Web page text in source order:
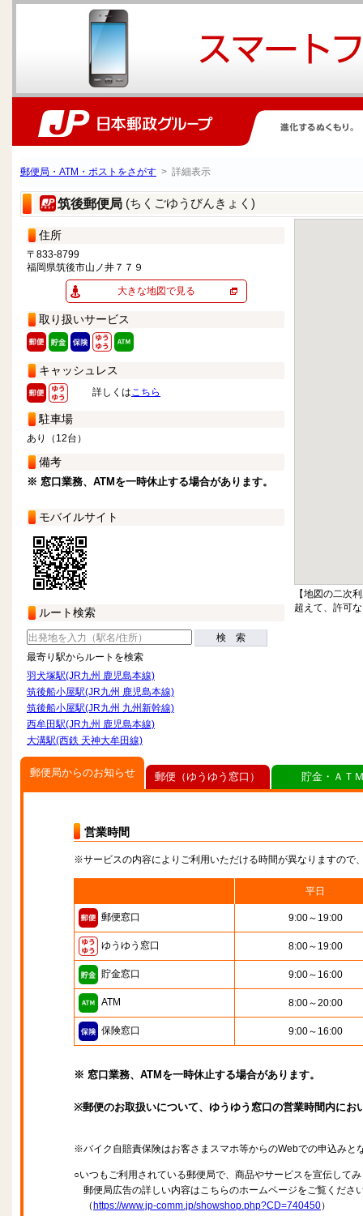
郵便局・ATM・ポストをさがす > 詳細表示
筑後郵便局 (ちくごゆうびんきょく)
住所
〒833-8799
福岡県筑後市山ノ井７７９
大きな地図で見る
取り扱いサービス
キャッシュレス
詳しくはこちら
駐車場
あり（12台）
備考
※ 窓口業務、ATMを一時休止する場合があります。
モバイルサイト
ルート検索
検 索
最寄り駅からルートを検索
羽犬塚駅(JR九州 鹿児島本線)
筑後船小屋駅(JR九州 鹿児島本線)
筑後船小屋駅(JR九州 九州新幹線)
西牟田駅(JR九州 鹿児島本線)
大溝駅(西鉄 天神大牟田線)
【地図の二次
超えて、許可
郵便局からのお知らせ
営業時間
※サービスの内容によりご利用いただける時間が異なりますので
平日
郵便窓口 9:00～19:00
ゆうゆう窓口 8:00～19:00
貯金窓口 9:00～16:00
ATM 8:00～20:00
保険窓口 9:00～16:00
※ 窓口業務、ATMを一時休止する場合があります。
※郵便のお取扱いについて、ゆうゆう窓口の営業時間内に
※バイク自賠責保険はお客さまスマホ等からのWebでの申込みと
○いつもご利用されている郵便局で、商品やサービスを宣伝して
郵便局広告の詳しい内容はこちらのホームページをご覧くださ
（ https://www.jp-comm.jp/showshop.php?CD=740450）
郵便（ゆうゆう窓口） 貯金・ＡＴ